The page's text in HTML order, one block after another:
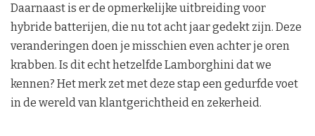
Daarnaast is er de opmerkelijke uitbreiding voor
hybride batterijen, die nu tot acht jaar gedekt zijn. Deze
veranderingen doen je misschien even achter je oren
krabben. Is dit echt hetzelfde Lamborghini dat we
kennen? Het merk zet met deze stap een gedurfde voet
in de wereld van klantgerichtheid en zekerheid.